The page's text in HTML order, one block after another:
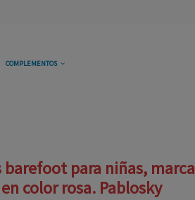
COMPLEMENTOS
para niñas, marca
color rosa. Pablosky